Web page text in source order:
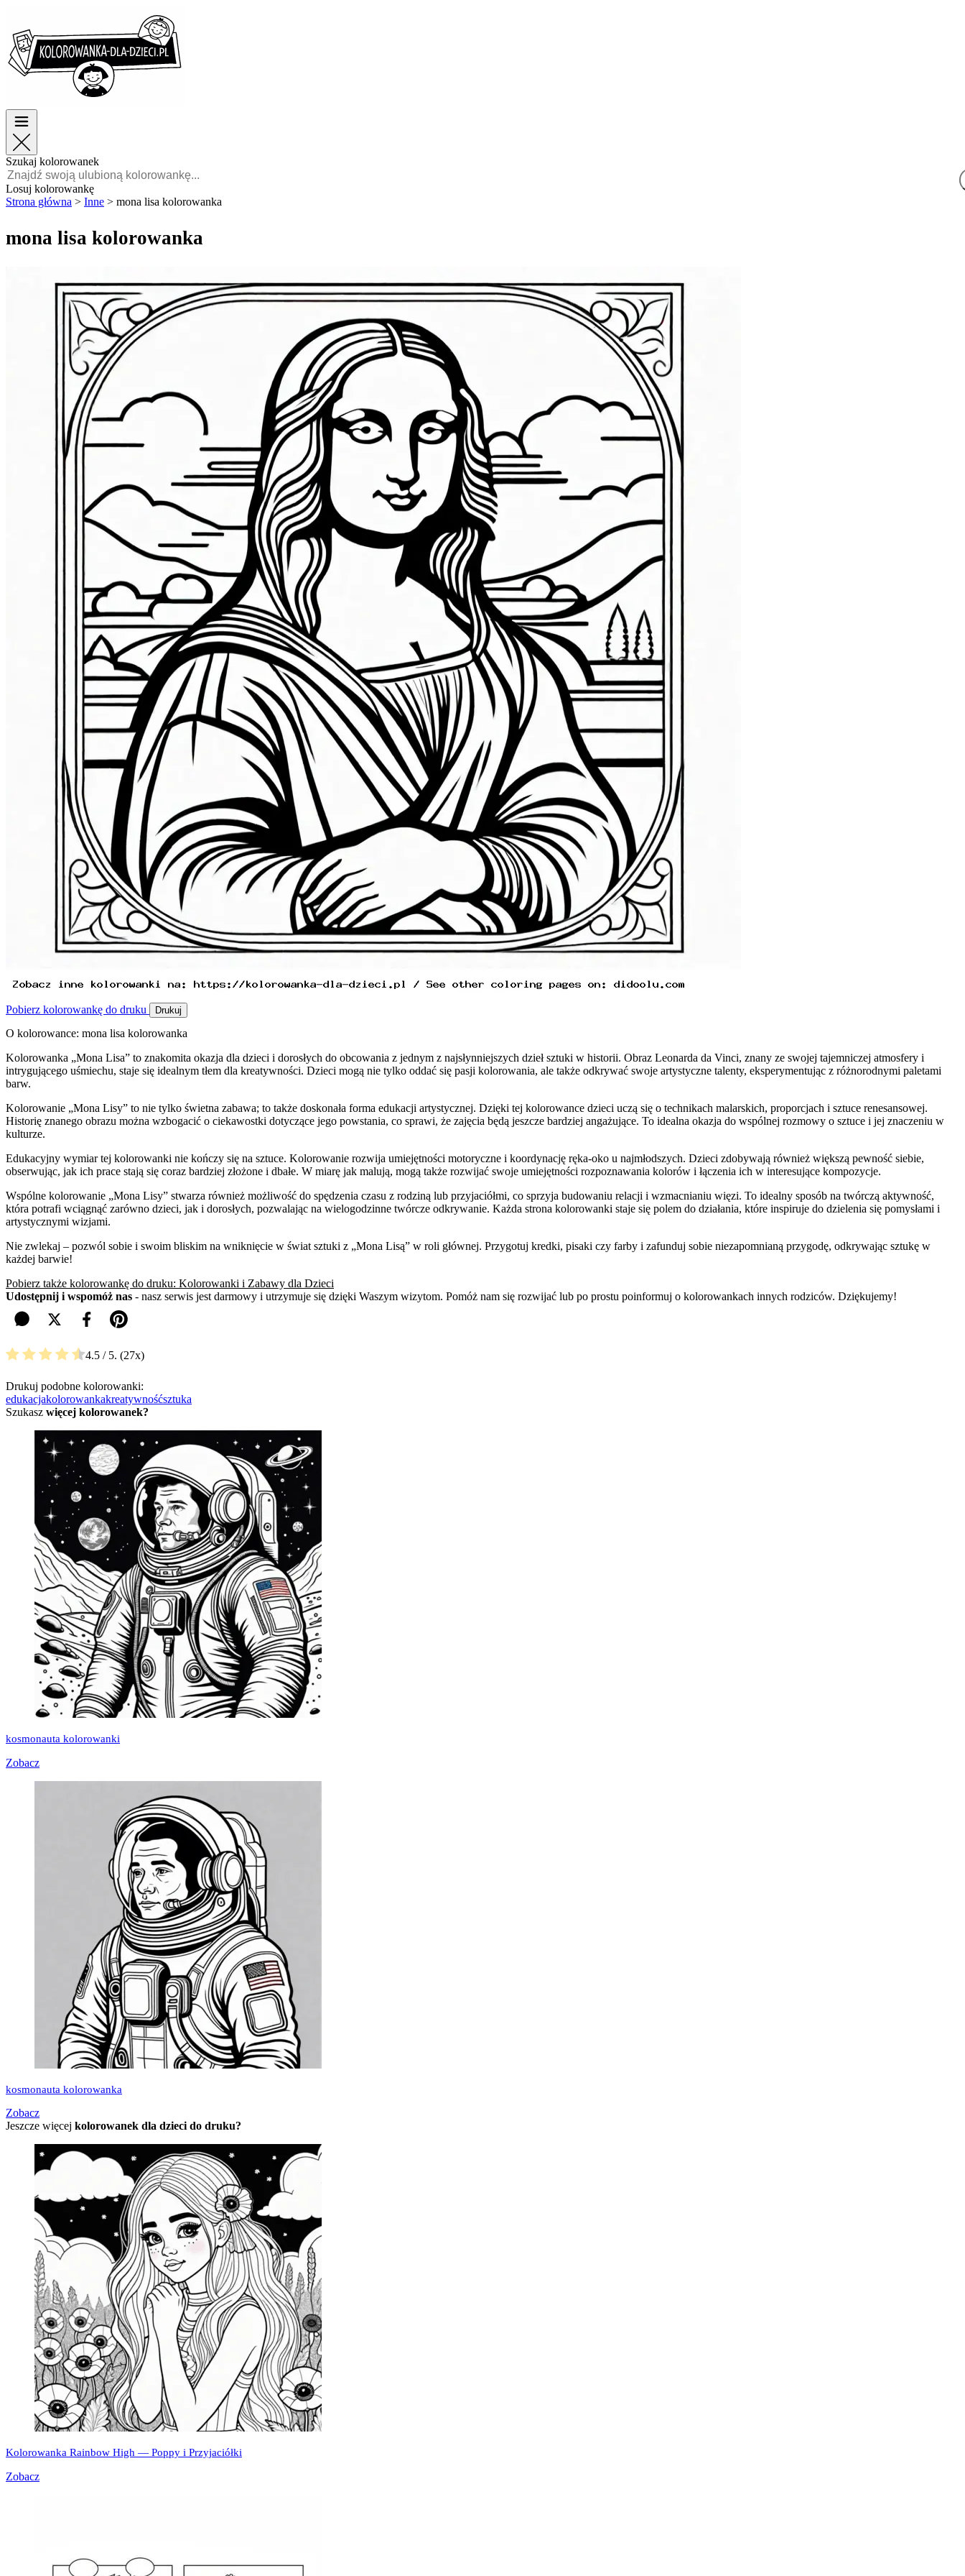
TOP kategorie
Dla chłopców
Dla dziewczynek
Polski
POLSKI
FRANÇAIS
TIẾNG
VIỆT
TOP kategorie
Dla chłopców
Dla dziewczynek
Szukaj kolorowanek
Losuj kolorowankę
Strona główna > Inne > mona lisa kolorowanka
mona lisa kolorowanka
Pobierz kolorowankę do druku Drukuj
O kolorowance: mona lisa kolorowanka
Kolorowanka „Mona Lisa” to znakomita okazja dla dzieci i dorosłych do obcowania z jednym z najsłynniejszych dzieł sztuki w historii. Obraz Leonarda da Vinci, znany ze swojej tajemniczej atmosfery i
intrygującego uśmiechu, staje się idealnym tłem dla kreatywności. Dzieci mogą nie tylko oddać się pasji kolorowania, ale także odkrywać swoje artystyczne talenty, eksperymentując z różnorodnymi paletami
barw.
Kolorowanie „Mona Lisy” to nie tylko świetna zabawa; to także doskonała forma edukacji artystycznej. Dzięki tej kolorowance dzieci uczą się o technikach malarskich, proporcjach i sztuce renesansowej.
Historię znanego obrazu można wzbogacić o ciekawostki dotyczące jego powstania, co sprawi, że zajęcia będą jeszcze bardziej angażujące. To idealna okazja do wspólnej rozmowy o sztuce i jej znaczeniu w
kulturze.
Edukacyjny wymiar tej kolorowanki nie kończy się na sztuce. Kolorowanie rozwija umiejętności motoryczne i koordynację ręka-oko u najmłodszych. Dzieci zdobywają również większą pewność siebie,
obserwując, jak ich prace stają się coraz bardziej złożone i dbałe. W miarę jak malują, mogą także rozwijać swoje umiejętności rozpoznawania kolorów i łączenia ich w interesujące kompozycje.
Wspólne kolorowanie „Mona Lisy” stwarza również możliwość do spędzenia czasu z rodziną lub przyjaciółmi, co sprzyja budowaniu relacji i wzmacnianiu więzi. To idealny sposób na twórczą aktywność,
która potrafi wciągnąć zarówno dzieci, jak i dorosłych, pozwalając na wielogodzinne twórcze odkrywanie. Każda strona kolorowanki staje się polem do działania, które inspiruje do dzielenia się pomysłami i
artystycznymi wizjami.
Nie zwlekaj – pozwól sobie i swoim bliskim na wniknięcie w świat sztuki z „Mona Lisą” w roli głównej. Przygotuj kredki, pisaki czy farby i zafunduj sobie niezapomnianą przygodę, odkrywając sztukę w
każdej barwie!
Pobierz także kolorowankę do druku: Kolorowanki i Zabawy dla Dzieci
Udostępnij i wspomóż nas - nasz serwis jest darmowy i utrzymuje się dzięki Waszym wizytom. Pomóż nam się rozwijać lub po prostu poinformuj o kolorowankach innych rodziców. Dziękujemy!
4.5 / 5. 27
Drukuj podobne kolorowanki:
edukacjakolorowankakreatywnośćsztuka
Szukasz więcej kolorowanek?
kosmonauta kolorowanki
Zobacz
kosmonauta kolorowanka
Zobacz
Jeszcze więcej kolorowanek dla dzieci do druku?
Kolorowanka Rainbow High — Poppy i Przyjaciółki
Zobacz